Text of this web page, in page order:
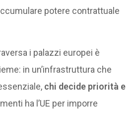
potere contrattuale
i palazzi europei è
in un’infrastruttura che
chi decide priorità e
ha l’UE per imporre